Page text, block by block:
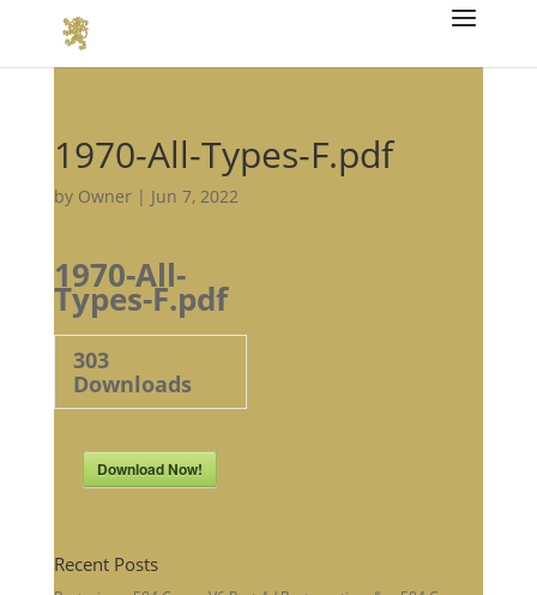
1970-All-Types-F.pdf
by Owner| Jun 7, 2022
1970-All-
Types-F.pdf
303
Downloads
Download Now!
Recent Posts